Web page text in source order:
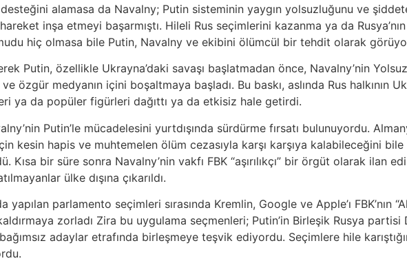
alamasa da Navalny; Putin sisteminin yaygın yolsuzluğunu ve
inşa etmeyi başarmıştı. Hileli Rus seçimlerini kazanma ya da
hiç olmasa bile Putin, Navalny ve ekibini ölümcül bir tehdit olarak
Putin, özellikle Ukrayna’daki savaşı başlatmadan önce, Navalny’nin
özgür medyanın içini boşaltmaya başladı. Bu baskı, aslında Rus halkının
ya da popüler figürleri dağıttı ya da etkisiz hale getirdi.
Putin’le mücadelesini yurtdışında sürdürme fırsatı bulunuyordu.
için kesin hapis ve muhtemelen ölüm cezasıyla karşı karşıya kalabileceğini
Kısa bir süre sonra Navalny’nin vakfı FBK “aşırılıkçı” bir örgüt olarak
ülke dışına çıkarıldı.
yapılan parlamento seçimleri sırasında Kremlin, Google ve Apple’ı FBK’nın
zorladı Zira bu uygulama seçmenleri; Putin’in Birleşik Rusya partisi
adaylar etrafında birleşmeye teşvik ediyordu. Seçimlere hile